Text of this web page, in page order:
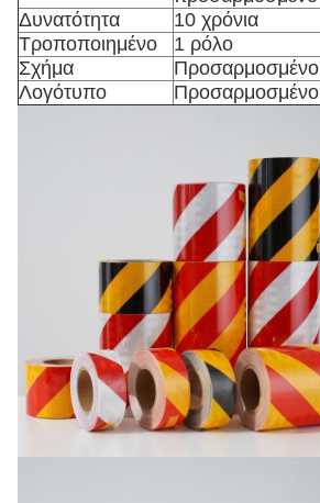
Δυνατότητα
10 χρόνια
Τροποποιημένο
1 ρόλο
Σχήμα
Προσαρμοσμένο
Λογότυπο
Προσαρμοσμένο